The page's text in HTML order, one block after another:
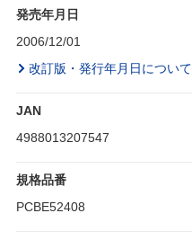
発売年月日
2006/12/01
改訂版・発行年月日について
JAN
4988013207547
規格品番
PCBE52408